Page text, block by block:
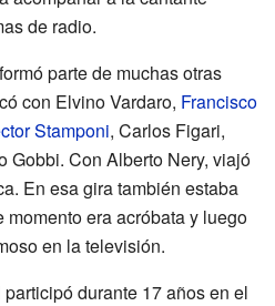
de radio.
parte de muchas otras
con Elvino Vardaro, Francisco
Stamponi, Carlos Figari,
Gobbi. Con Alberto Nery, viajó
En esa gira también estaba
momento era acróbata y luego
en la televisión.
durante 17 años en el